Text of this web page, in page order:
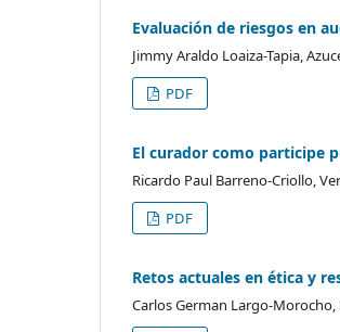
Evaluación de riesgos en
Jimmy Araldo Loaiza-Tapia,
PDF
El curador como participe
Ricardo Paul Barreno-Criollo,
PDF
Retos actuales en ética y
Carlos German Largo-